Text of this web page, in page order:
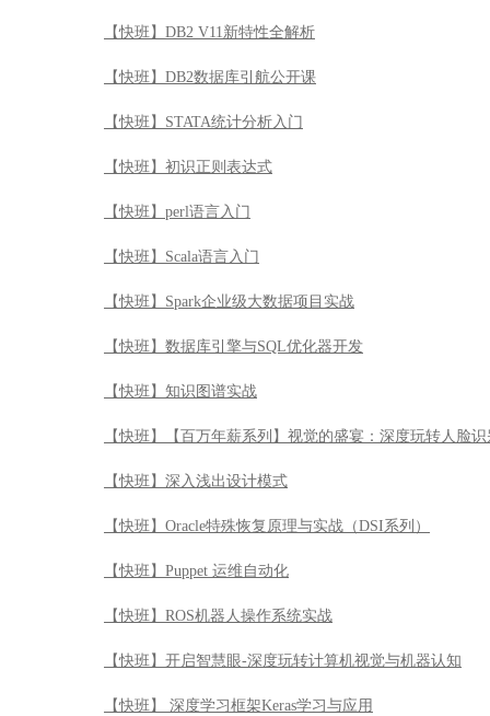
【快班】DB2 V11新特性全解析
【快班】DB2数据库引航公开课
【快班】STATA统计分析入门
【快班】初识正则表达式
【快班】perl语言入门
【快班】Scala语言入门
【快班】Spark企业级大数据项目实战
【快班】数据库引擎与SQL优化器开发
【快班】知识图谱实战
【快班】【百万年薪系列】视觉的盛宴：深度玩转人脸识
【快班】深入浅出设计模式
【快班】Oracle特殊恢复原理与实战（DSI系列）
【快班】Puppet 运维自动化
【快班】ROS机器人操作系统实战
【快班】开启智慧眼-深度玩转计算机视觉与机器认知
【快班】 深度学习框架Keras学习与应用